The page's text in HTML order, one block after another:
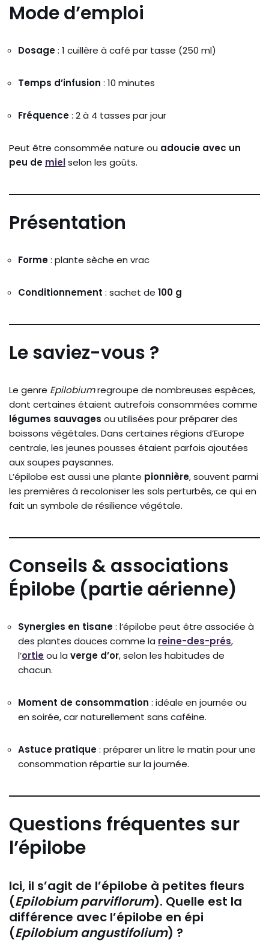
Mode d’emploi
Dosage: 1 cuillère à café par tasse (250 ml)
Temps d’infusion : 10 minutes
Fréquence: 2 à 4 tasses par jour
Peut être consommée nature ou adoucie avec un
peu de mielselon les goûts.
Présentation
Forme: plante sèche en vrac
Conditionnement : sachet de 100 g
Le saviez-vous ?
Le genre Epilobiumregroupe de nombreuses espèces,
dont certaines étaient autrefois consommées comme
légumes sauvages ou utilisées pour préparer des
boissons végétales. Dans certaines régions d’Europe
centrale, les jeunes pousses étaient parfois ajoutées
aux soupes paysannes.
L’épilobe est aussi une plante pionnière, souvent parmi
les premières à recoloniser les sols perturbés, ce qui en
fait un symbole de résilience végétale.
Conseils & associations
Épilobe (partie aérienne)
Synergies en tisane: l’épilobe peut être associée à
des plantes douces comme la reine-des-prés,
l’ortieou la verge d’or, selon les habitudes de
chacun.
Moment de consommation : idéale en journée ou
en soirée, car naturellement sans caféine.
Astuce pratique: préparer un litre le matin pour une
consommation répartie sur la journée.
Questions fréquentes sur
l’épilobe
Ici, il s’agit de l’épilobe à petites fleurs
(Epilobium parviflorum). Quelle est la
différence avec l’épilobe en épi
(Epilobium angustifolium) ?